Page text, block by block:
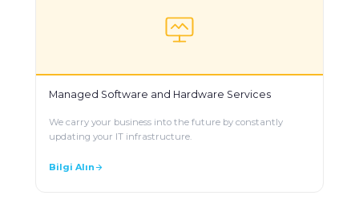
Managed Software and Hardware Services
We carry your business into the future by constantly
updating your IT infrastructure.
Bilgi Alın